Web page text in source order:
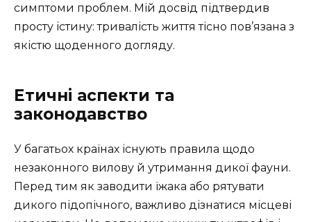
симптоми проблем. Мій досвід підтвердив
просту істину: тривалість життя тісно пов’язана з
якістю щоденного догляду.
Етичні аспекти та
законодавство
У багатьох країнах існують правила щодо
незаконного вилову й утримання дикої фауни.
Перед тим як заводити їжака або рятувати
дикого підопічного, важливо дізнатися місцеві